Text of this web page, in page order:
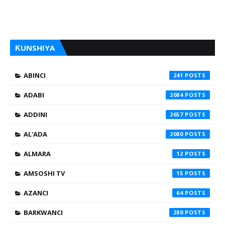
ƘUNSHIYA
ABINCI 241
ADABI 2084
ADDINI 2657
AL'ADA 2080
ALMARA 12
AMSOSHI TV 15
AZANCI 64
BARKWANCI 280